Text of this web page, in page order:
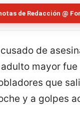
de Redacción @
de
mayor
que
y a golpes